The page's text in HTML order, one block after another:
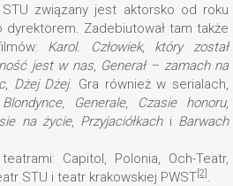
związany jest aktorsko od roku
dyrektorem. Zadebiutował tam także
Karol. Człowiek, który został
jest w nas, Generał – zamach na
, Dżej Dżej. Gra również w serialach,
Blondynce, Generale, Czasie honoru,
na życie, Przyjaciółkachi Barwach
Capitol, Polonia, Och-Teatr,
STU i teatr krakowskiej PWST [2] .